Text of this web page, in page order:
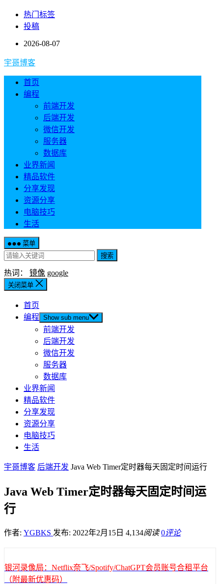
热门标签
投稿
2026-08-07
宇哥博客
首页
编程
前端开发
后端开发
微信开发
服务器
数据库
业界新闻
精品软件
分享发现
资源分享
电脑技巧
生活
菜单
搜索
热词： 镜像 google
关闭菜单
首页
编程 Show sub menu
前端开发
后端开发
微信开发
服务器
数据库
业界新闻
精品软件
分享发现
资源分享
电脑技巧
生活
宇哥博客 后端开发 Java Web Timer定时器每天固定时间运行
Java Web Timer定时器每天固定时间运
行
作者: YGBKS 发布: 2022年2月15日 4,134阅读 0评论
银河录像局：Netflix奈飞/Spotify/ChatGPT会员账号合租平台
（附最新优惠码）